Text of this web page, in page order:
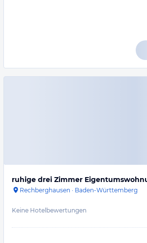
ruhige drei Zimmer
Rechberghausen · Baden-Württemberg
Keine Hotelbewertungen